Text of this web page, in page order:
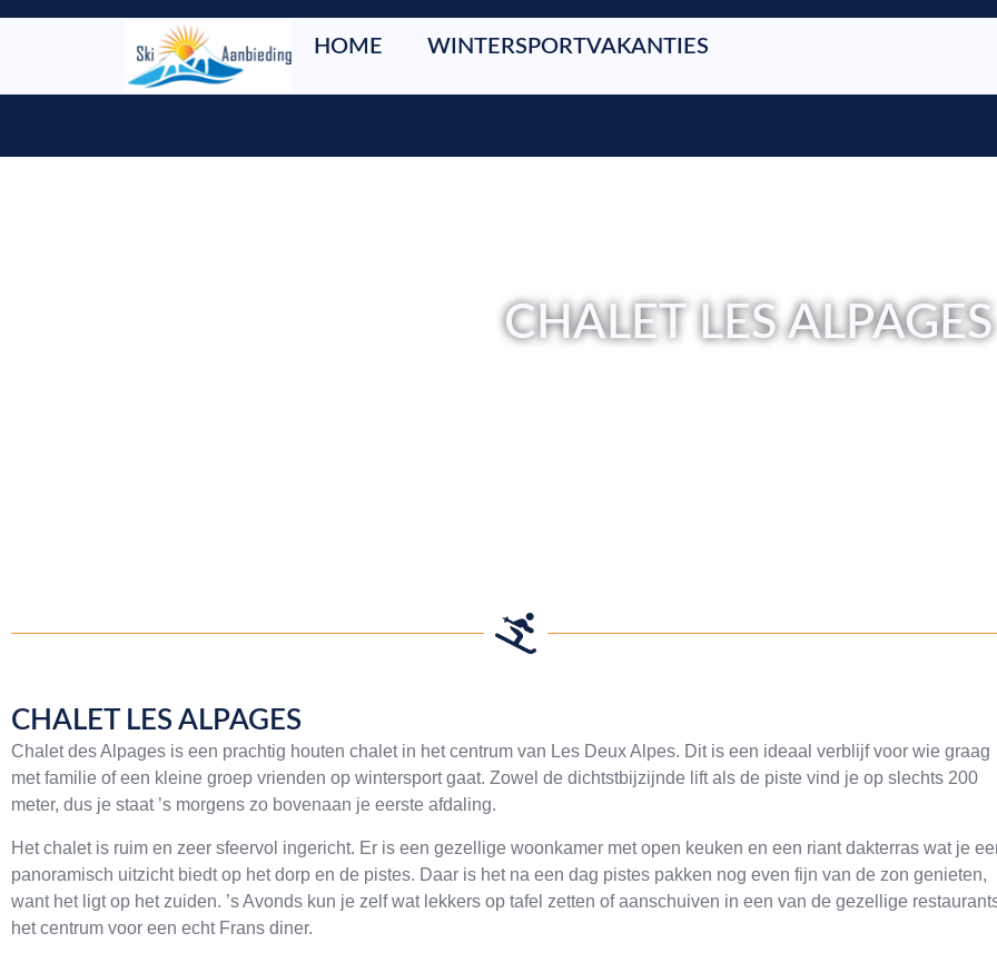
HOME WINTERSPORTVAKANTIES
CHALET LES ALPAGES
CHALET LES ALPAGES
Chalet des Alpages is een prachtig houten chalet in het centrum van Les Deux Alpes. Dit is een ideaal verblijf voor wie graag
met familie of een kleine groep vrienden op wintersport gaat. Zowel de dichtstbijzijnde lift als de piste vind je op slechts 200
meter, dus je staat ’s morgens zo bovenaan je eerste afdaling.
Het chalet is ruim en zeer sfeervol ingericht. Er is een gezellige woonkamer met open keuken en een riant dakterras wat je
panoramisch uitzicht biedt op het dorp en de pistes. Daar is het na een dag pistes pakken nog even fijn van de zon genieten,
want het ligt op het zuiden. ’s Avonds kun je zelf wat lekkers op tafel zetten of aanschuiven in een van de gezellige
het centrum voor een echt Frans diner.